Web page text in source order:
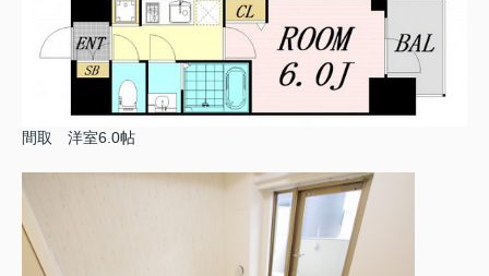
間取 洋室6.0帖